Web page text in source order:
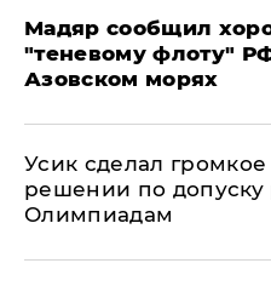
Мадяр сообщил
"теневому флоту"
Азовском морях
Усик сделал
решении по допуску
Олимпиадам